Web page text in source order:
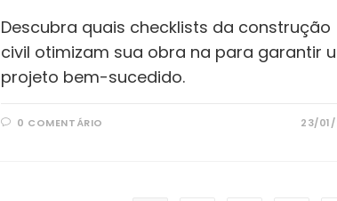
Descubra quais checklists da construção
civil otimizam sua obra na para garantir
projeto bem-sucedido.
0 COMENTÁRIO 23/